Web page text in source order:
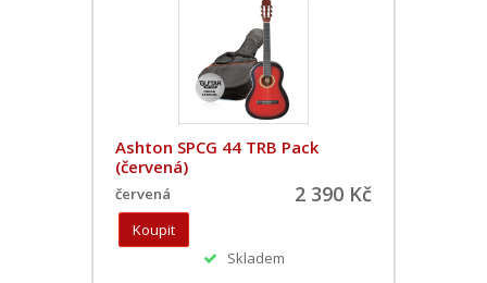
Ashton SPCG 44 TRB Pack
(červená)
červená 2 390 Kč
Skladem